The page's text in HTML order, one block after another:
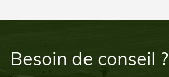
Besoin de conseil ?